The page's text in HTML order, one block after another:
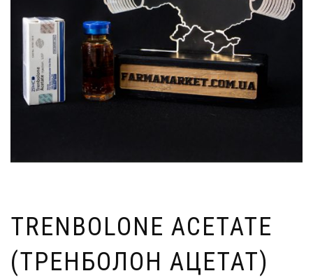
TRENBOLONE ACETATE
(ТРЕНБОЛОН АЦЕТАТ)